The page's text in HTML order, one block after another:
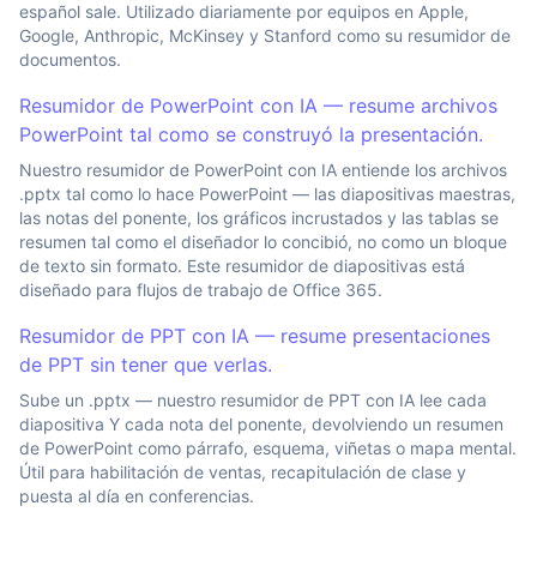
español sale. Utilizado diariamente por equipos en Apple,
Google, Anthropic, McKinsey y Stanford como su resumidor de
documentos.
Resumidor de PowerPoint con IA — resume archivos
PowerPoint tal como se construyó la presentación.
Nuestro resumidor de PowerPoint con IA entiende los archivos
.pptx tal como lo hace PowerPoint — las diapositivas maestras,
las notas del ponente, los gráficos incrustados y las tablas se
resumen tal como el diseñador lo concibió, no como un bloque
de texto sin formato. Este resumidor de diapositivas está
diseñado para flujos de trabajo de Office 365.
Resumidor de PPT con IA — resume presentaciones
de PPT sin tener que verlas.
Sube un .pptx — nuestro resumidor de PPT con IA lee cada
diapositiva Y cada nota del ponente, devolviendo un resumen
de PowerPoint como párrafo, esquema, viñetas o mapa mental.
Útil para habilitación de ventas, recapitulación de clase y
puesta al día en conferencias.